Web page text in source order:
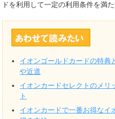
ドを利用して一定の利用条件を満
イオンゴールドカードの特典
や近道
イオンカードセレクトのメリ
ト
イオンカードで一番お得なイ